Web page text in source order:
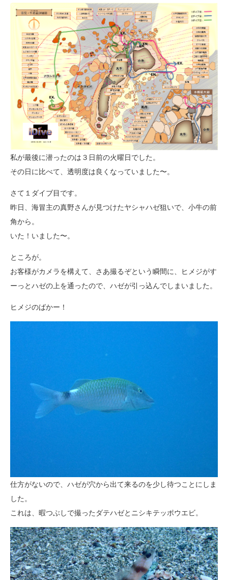
私が最後に潜ったのは３日前の火曜日でした。
その日に比べて、透明度は良くなっていました〜。
さて１ダイブ目です。
昨日、海冒主の真野さんが見つけたヤシャハゼ狙いで、小牛の前
角から。
いた！いました〜。
ところが。
お客様がカメラを構えて、さあ撮るぞという瞬間に、ヒメジがす
ーっとハゼの上を通ったので、ハゼが引っ込んでしまいました。
ヒメジのばかー！
仕方がないので、ハゼが穴から出て来るのを少し待つことにしま
した。
これは、暇つぶしで撮ったダテハゼとニシキテッポウエビ。